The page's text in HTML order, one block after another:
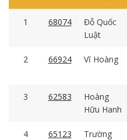
1 68074
Đỗ Quốc
Luật
2 66924 Vĩ Hoàng
3 62583
Hoàng
Hữu Hanh
4 65123
Trường